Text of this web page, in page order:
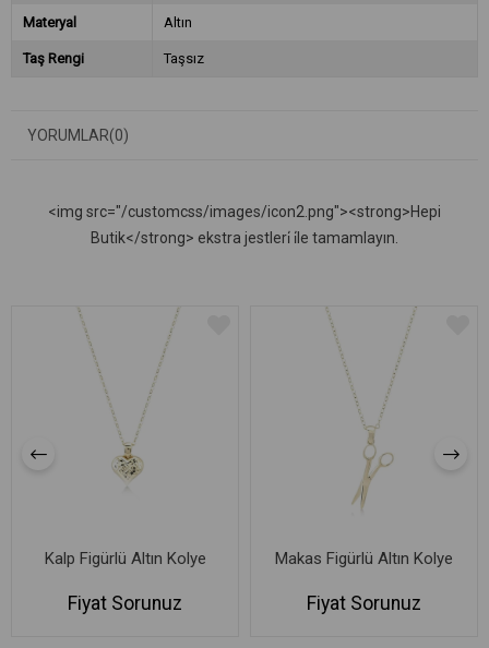
Materyal Altın
Taş Rengi Taşsız
YORUMLAR(0)
<img src="/customcss/images/icon2.png"><strong>Hepi
Butik</strong> ekstra jestleri̇ i̇le tamamlayın.
Kalp Figürlü Altın Kolye
Fiyat Sorunuz
Makas Figürlü Altın Kolye
Fiyat Sorunuz